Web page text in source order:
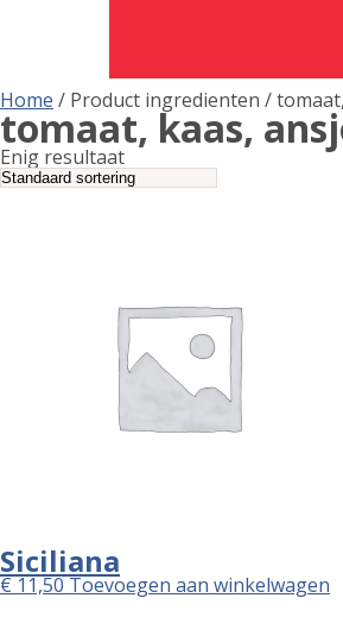
Home / Product ingredienten /
tomaat, kaas,
Enig resultaat
Siciliana
€11,50Toevoegen aan winkelwagen